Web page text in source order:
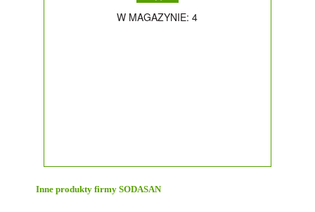
W MAGAZYNIE: 4
Inne produkty firmySODASAN